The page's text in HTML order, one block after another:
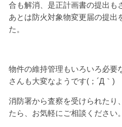
合も解消、是正計画書の提出も
あとは防火対象物変更届の提出
た。
物件の維持管理もいろいろ必要
さんも大変なようです(；´Д｀)
消防署から査察を受けられたり
たら、お気軽にご相談ください。